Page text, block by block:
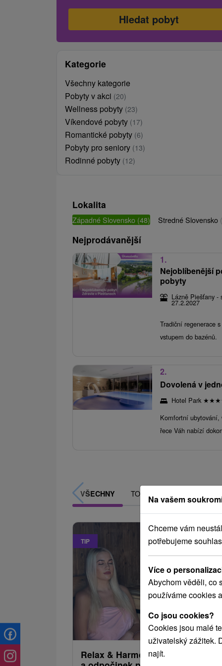
Kategorie
Všechny kategorie
Pobyty v akci (20)
Wellness pobyty (23)
Víkendové pobyty (17)
Romantické pobyty (6)
Pobyty pro seniory (13)
Rodinné pobyty (12)
Lokalita
Západné Slovensko (48) Stredné Slovensko
Nejprodávanější
1.
Nejoblíbenější
pobyty
Lázně Piešťany -
27.2.2027
Tradiční regenerace
vstupem do bazénů.
2.
Dovolená v
Hotel Park ★★★
Komfortní ubytování,
řece Váh nabízí
VŠECHNY TOP - NEJPRODÁVANĚJŠÍ
TIP
od 2 122,96
/noc/
Relax & Harmonie: Relaxační
Na vašem
Chceme vám
potřebujeme
Více o
Abychom věděli, co
používáme cookies
Co jsou cookies?
Cookies jsou malé
uživatelský zážitek.
najít.